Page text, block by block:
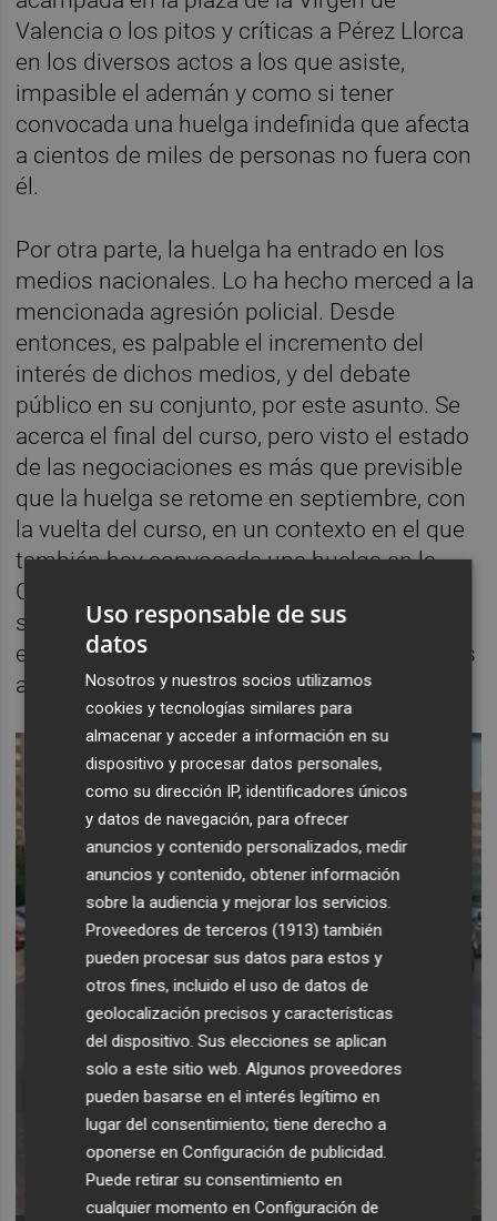
Valencia o los pitos y críticas a Pérez Llorca
en los diversos actos a los que asiste,
impasible el ademán y como si tener
convocada una huelga indefinida que afecta
a cientos de miles de personas no fuera con
él.
Por otra parte, la huelga ha entrado en los
medios nacionales. Lo ha hecho merced a la
mencionada agresión policial. Desde
entonces, es palpable el incremento del
interés de dichos medios, y del debate
público en su conjunto, por este asunto. Se
acerca el final del curso, pero visto el estado
de las negociaciones es más que previsible
que la huelga se retome en septiembre, con
la vuelta del curso, en un contexto en el que
también hay convocada una huelga en la
Comunidad de Madrid y que quizás (como
siempre en España) esto acabe
extendiéndose a la mayoría de comunidades
autónomas.
Uso responsable de sus
datos
Nosotros y nuestros socios utilizamos
cookies y tecnologías similares para
almacenar y acceder a información en su
dispositivo y procesar datos personales,
como su dirección IP, identificadores únicos
y datos de navegación, para ofrecer
anuncios y contenido personalizados, medir
anuncios y contenido, obtener información
sobre la audiencia y mejorar los servicios.
Proveedores de terceros (1913) también
pueden procesar sus datos para estos y
otros fines, incluido el uso de datos de
geolocalización precisos y características
del dispositivo. Sus elecciones se aplican
solo a este sitio web. Algunos proveedores
pueden basarse en el interés legítimo en
lugar del consentimiento; tiene derecho a
oponerse enConfiguración de publicidad
Puede retirar su consentimiento en
cualquier momento enConfiguración de